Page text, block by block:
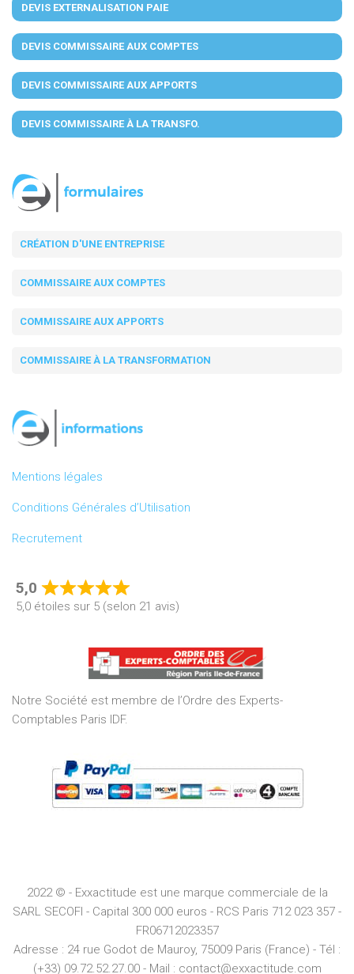
DEVIS EXTERNALISATION PAIE
DEVIS COMMISSAIRE AUX COMPTES
DEVIS COMMISSAIRE AUX APPORTS
DEVIS COMMISSAIRE À LA TRANSFO.
CRÉATION D'UNE ENTREPRISE
COMMISSAIRE AUX COMPTES
COMMISSAIRE AUX APPORTS
COMMISSAIRE À LA TRANSFORMATION
Mentions légales
Conditions Générales d’Utilisation
Recrutement
5,0
Rated
5,0
of
5
5,0 étoiles sur 5 (selon 21 avis)
Notre Société est membre de l’Ordre des Experts-
Comptables Paris IDF.
2022 © - Exxactitude est une marque commerciale de la
SARL SECOFI - Capital 300 000 euros - RCS Paris 712 023 357 -
FR06712023357
Adresse : 24 rue Godot de Mauroy, 75009 Paris (France) - Tél :
(+33) 09.72.52.27.00 - Mail : contact@exxactitude.com